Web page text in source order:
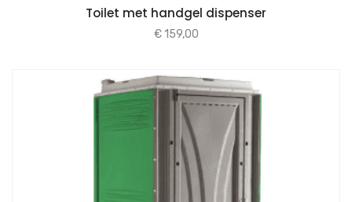
Toilet met handgel dispenser
€159,00